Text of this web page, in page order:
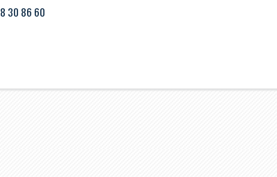
30 86 60